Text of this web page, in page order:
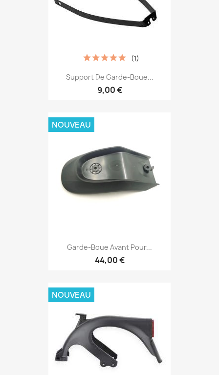
Support De Garde-Boue...
9,00 €
(1)
Garde-Boue Avant Pour...
44,00 €
NOUVEAU
NOUVEAU